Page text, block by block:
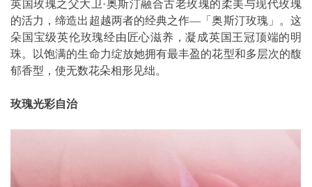
英国玫瑰之父大卫·奥斯汀融合古老玫瑰的柔美与现代玫瑰
的活力，缔造出超越两者的经典之作—「奥斯汀玫瑰」。这
朵国宝级英伦玫瑰经由匠心滋养，凝成英国王冠顶端的明
珠。以饱满的生命力绽放她拥有最丰盈的花型和多层次的馥
郁香型，使无数花朵相形见绌。
玫瑰光彩自治